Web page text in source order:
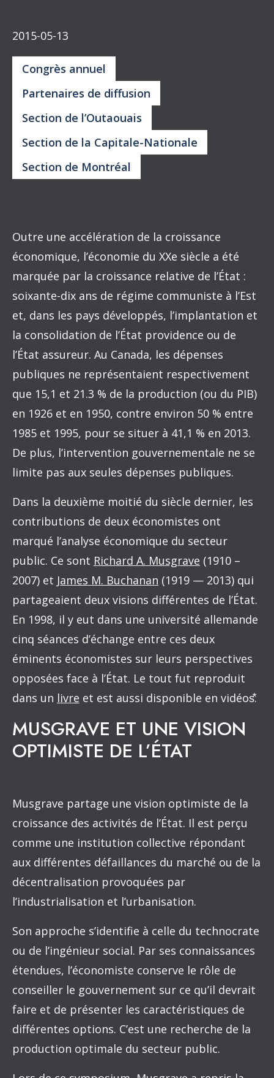
2015-05-13
Congrès annuel
Partenaires de diffusion
Section de l’Outaouais
Section de la Capitale-Nationale
Section de Montréal
Outre une accélération de la croissance
économique, l’économie du XXe siècle a été
marquée par la croissance relative de l’État :
soixante-dix ans de régime communiste à l’Est
et, dans les pays développés, l’implantation et
la consolidation de l’État providence ou de
l’État assureur. Au Canada, les dépenses
publiques ne représentaient respectivement
que 15,1 et 21.3 % de la production (ou du PIB)
en 1926 et en 1950, contre environ 50 % entre
1985 et 1995, pour se situer à 41,1 % en 2013.
De plus, l’intervention gouvernementale ne se
limite pas aux seules dépenses publiques.
Dans la deuxième moitié du siècle dernier, les
contributions de deux économistes ont
marqué l’analyse économique du secteur
public. Ce sont Richard A. Musgrave (1910 –
2007) et James M. Buchanan (1919 — 2013) qui
partageaient deux visions différentes de l’État.
En 1998, il y eut dans une université allemande
cinq séances d’échange entre ces deux
éminents économistes sur leurs perspectives
opposées face à l’État. Le tout fut reproduit
dans un livre et est aussi disponible en vidéos⃰.
MUSGRAVE ET UNE VISION
OPTIMISTE DE L’ÉTAT
Musgrave partage une vision optimiste de la
croissance des activités de l’État. Il est perçu
comme une institution collective répondant
aux différentes défaillances du marché ou de la
décentralisation provoquées par
l’industrialisation et l’urbanisation.
Son approche s’identifie à celle du technocrate
ou de l’ingénieur social. Par ses connaissances
étendues, l’économiste conserve le rôle de
conseiller le gouvernement sur ce qu’il devrait
faire et de présenter les caractéristiques de
différentes options. C’est une recherche de la
production optimale du secteur public.